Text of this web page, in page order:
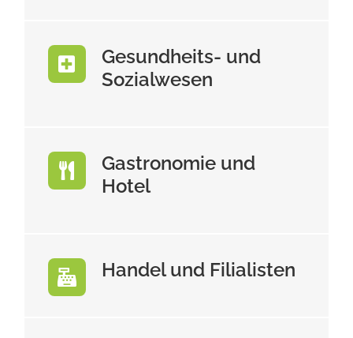
Gesundheits- und
Sozialwesen
Gastronomie und
Hotel
Handel und Filialisten